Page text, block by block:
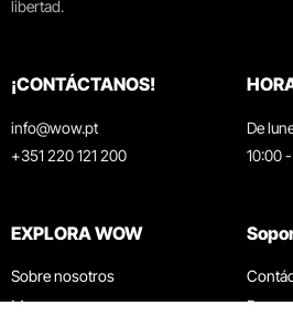
libertad.
¡CONTÁCTANOS!
info@wow.pt
+351 220 121 200
De
10:00
EXPLORA WOW
Sobre nosotros
Museos